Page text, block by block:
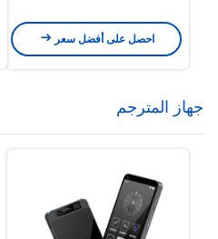
احصل على أفضل سعر
جهاز المترجم